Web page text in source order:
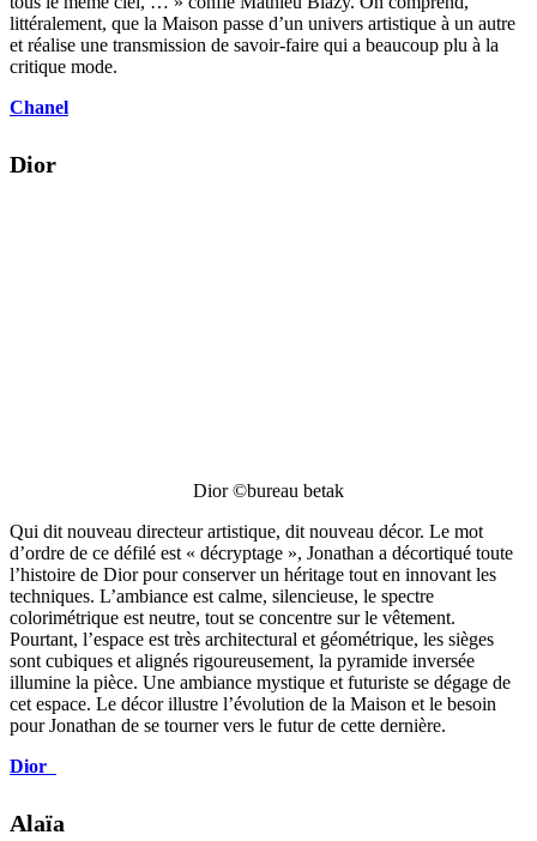
littéralement, que la Maison passe d’un univers artistique à un autre
et réalise une transmission de savoir-faire qui a beaucoup plu à la
critique mode.
Chanel
Dior
Dior ©bureau betak
Qui dit nouveau directeur artistique, dit nouveau décor. Le mot
d’ordre de ce défilé est « décryptage », Jonathan a décortiqué toute
l’histoire de Dior pour conserver un héritage tout en innovant les
techniques. L’ambiance est calme, silencieuse, le spectre
colorimétrique est neutre, tout se concentre sur le vêtement.
Pourtant, l’espace est très architectural et géométrique, les sièges
sont cubiques et alignés rigoureusement, la pyramide inversée
illumine la pièce. Une ambiance mystique et futuriste se dégage de
cet espace. Le décor illustre l’évolution de la Maison et le besoin
pour Jonathan de se tourner vers le futur de cette dernière.
Dior
Alaïa